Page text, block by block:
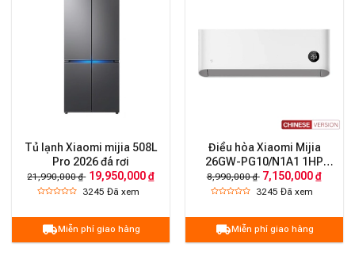
Tủ lạnh Xiaomi mijia 508L
Pro 2026 đá rơi
21,990,000 ₫ 19,950,000 ₫
3245 Đã xem
Miễn phí giao hàng
Điều hòa Xiaomi Mijia
26GW-PG10/N1A1 1HP
2026 2 chiều
8,990,000 ₫ 7,150,000 ₫
3245 Đã xem
Miễn phí giao hàng